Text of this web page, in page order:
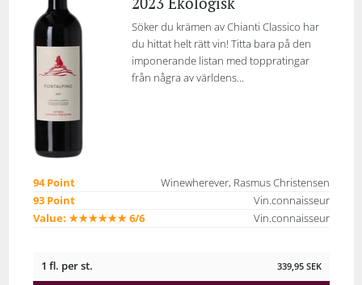
Söker du krämen av Chianti Classico har
du hittat helt rätt vin! Titta bara på den
imponerande listan med toppratingar
från några av världens...
94 Point
Winewherever, Rasmus Christensen
93 Point
Vin.connaisseur
Value: ★★★★★★ 6/6
Vin.connaisseur
1 fl. per st. 339,95 SEK